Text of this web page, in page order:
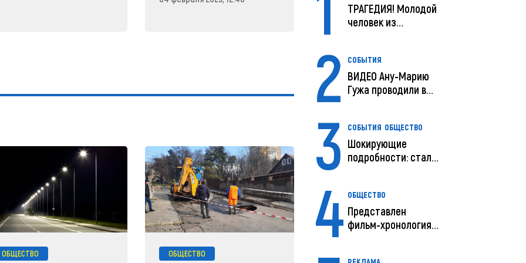
ОБЩЕСТВО ОБЩЕСТВО
ТРАГЕДИЯ! Молодой
человек из
2 СОБЫТИЯ
ВИДЕО Ану-Марию
Гужа проводили в
3 СОБЫТИЯ ОБЩЕСТВО
Шокирующие
подробности: стали
4 ОБЩЕСТВО
Представлен
фильм-хронология